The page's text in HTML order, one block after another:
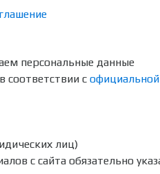
персональные данные
соответствии с официальной
с сайта обязательно